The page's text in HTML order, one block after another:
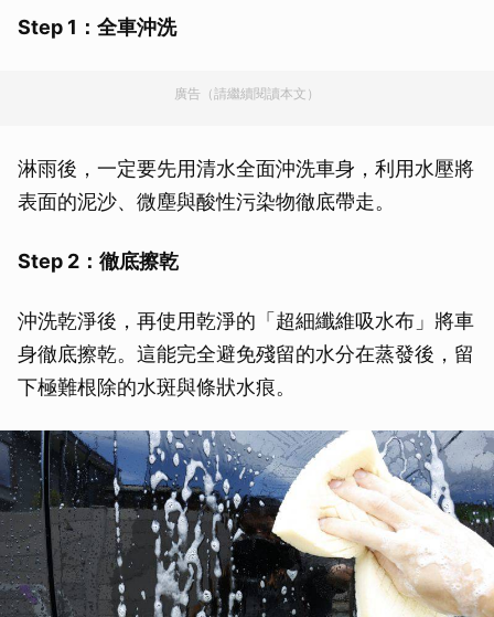
Step 1：全車沖洗
廣告（請繼續閱讀本文）
淋雨後，一定要先用清水全面沖洗車身，利用水壓將
表面的泥沙、微塵與酸性污染物徹底帶走。
Step 2：徹底擦乾
沖洗乾淨後，再使用乾淨的「超細纖維吸水布」將車
身徹底擦乾。這能完全避免殘留的水分在蒸發後，留
下極難根除的水斑與條狀水痕。